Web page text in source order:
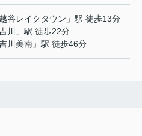
越谷レイクタウン 」駅 徒歩13分
川
」駅 徒歩22分
川美南 」駅 徒歩46分